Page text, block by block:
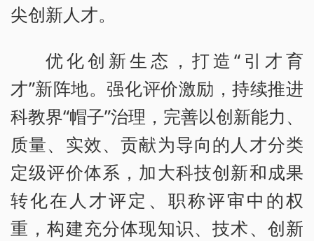
尖创新人才。
优化创新生态，打造“引才育
才”新阵地。强化评价激励，持续推进
科教界“帽子”治理，完善以创新能力、
质量、实效、贡献为导向的人才分类
定级评价体系，加大科技创新和成果
转化在人才评定、职称评审中的权
重，构建充分体现知识、技术、创新